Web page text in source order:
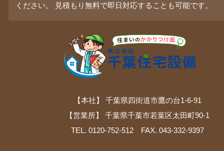
ください。 見積もり無料で即日対応することも可能です。
【本社】 千葉県四街道市鷹の台1-6-91
【営業所】 千葉県千葉市若葉区太田町90-1
TEL. 0120-752-512 FAX. 043-332-9397